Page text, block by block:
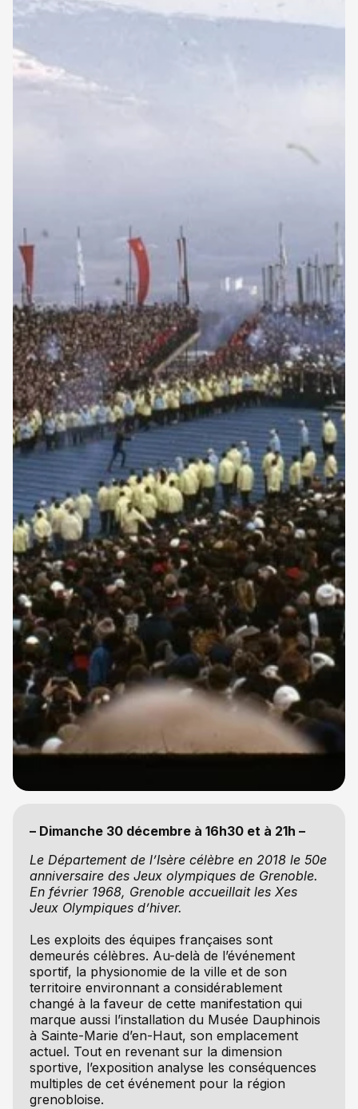
– Dimanche 30 décembre à 16h30 et à 21h –
Le Département de l’Isère célèbre en 2018 le 50e
anniversaire des Jeux olympiques de Grenoble.
En février 1968, Grenoble accueillait les Xes
Jeux Olympiques d’hiver.
Les exploits des équipes françaises sont
demeurés célèbres. Au-delà de l’événement
sportif, la physionomie de la ville et de son
territoire environnant a considérablement
changé à la faveur de cette manifestation qui
marque aussi l’installation du Musée Dauphinois
à Sainte-Marie d’en-Haut, son emplacement
actuel. Tout en revenant sur la dimension
sportive, l’exposition analyse les conséquences
multiples de cet événement pour la région
grenobloise.